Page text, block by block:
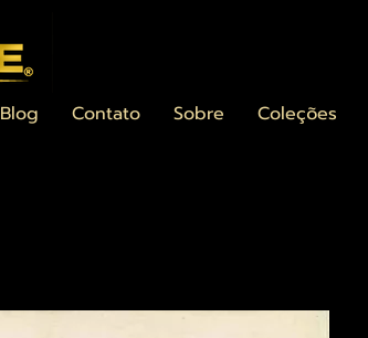
Blog Contato Sobre Coleções